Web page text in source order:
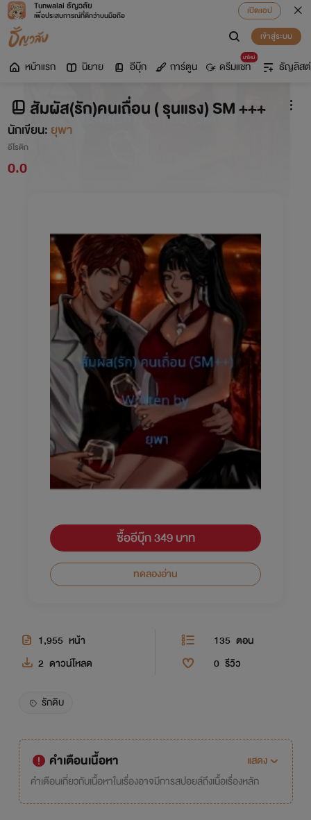
Tunwalai ธัญวลัย
เพื่อประสบการณ์ที่ดีกว่าบนมือถือ
เปิดแอป
เข้าสู่ระบบ
หน้าแรก นิยาย อีบุ๊ก การ์ตูน
มาใหม่
ดรีมแชท ธัญลิสต์
สัมผัส(รัก)คนเถื่อน ( รุนแรง) SM +++
นักเขียน: ยุพา
อีโรติก
0.0
ซื้ออีบุ๊ก 349 บาท
ทดลองอ่าน
1,955 หน้า 135 ตอน
2 ดาวน์โหลด 0 รีวิว
รักดิบ
คำเตือนเนื้อหา
แสดง
คำเตือนเกี่ยวกับเนื้อหาในเรื่องอาจมีการสปอยล์ถึงเนื้อเรื่องหลัก